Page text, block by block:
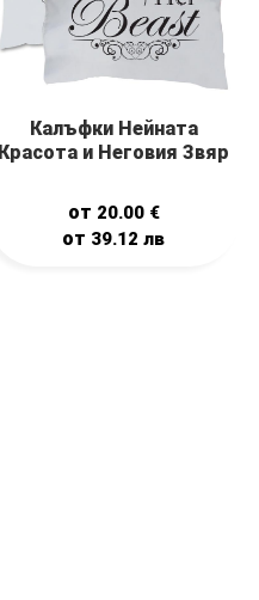
Калъфки Нейната
Красота и Неговия Звяр
от 20.00 €
от 39.12лв